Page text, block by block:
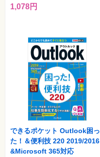
1,078円
できるポケット Outlook困っ
た！＆便利技 220 2019/2016
&Microsoft 365対応